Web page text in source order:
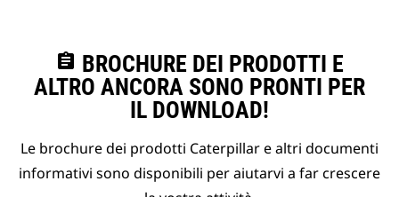
assignment BROCHURE DEI PRODOTTI E
ALTRO ANCORA SONO PRONTI PER
IL DOWNLOAD!
Le brochure dei prodotti Caterpillar e altri documenti
informativi sono disponibili per aiutarvi a far crescere